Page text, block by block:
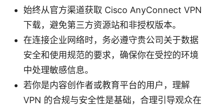
始终从官方渠道获取 Cisco AnyConnect VPN
下载，避免第三方资源站和非授权版本。
在连接企业网络时，务必遵守贵公司关于数据
安全和使用规范的要求，确保你在受控的环境
中处理敏感信息。
若你是内容创作者或教育平台的用户，理解
VPN 的合规与安全性是基础，合理引导观众在